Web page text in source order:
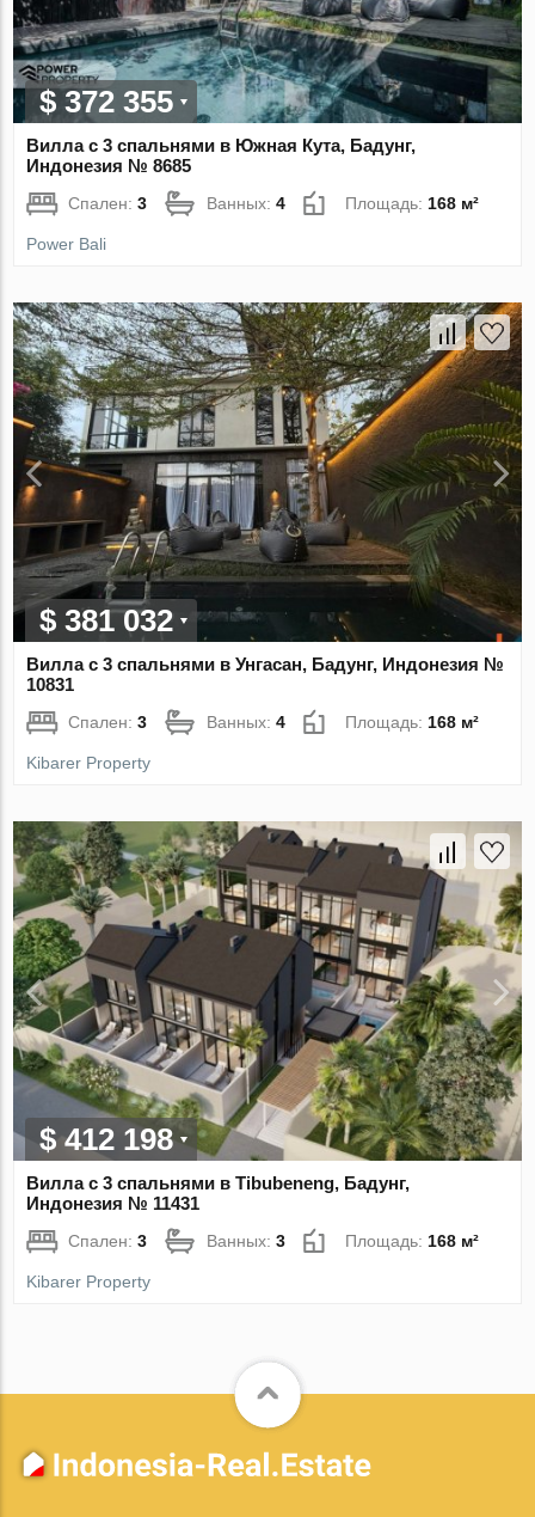
$ 372 355
Вилла с 3 спальнями в Южная Кута, Бадунг,
Индонезия № 8685
Спален:3 Ванных:4 Площадь: 168 м²
Power Bali
$ 381 032
Вилла с 3 спальнями в Унгасан, Бадунг, Индонезия №
10831
Спален:3 Ванных:4 Площадь: 168 м²
Kibarer Property
$ 412 198
Вилла с 3 спальнями в Tibubeneng, Бадунг,
Индонезия № 11431
Спален:3 Ванных:3 Площадь: 168 м²
Kibarer Property